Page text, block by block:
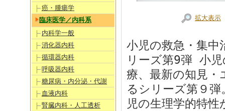
癌・腫瘍学
臨床医学／内科系
内科学一般
消化器内科
循環器内科
呼吸器内科
糖尿病・内分泌・代謝
血液内科
腎臓内科・人工透析
拡大表示
小児の救急・集中
リーズ第9弾 小
療、最新の知見
るシリーズ第９
児の生理学的特